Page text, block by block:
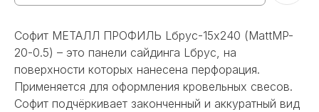
Софит МЕТАЛЛ ПРОФИЛЬ Lбрус-15х240 (MattMP-
20-0.5) – это панели сайдинга Lбрус, на
поверхности которых нанесена перфорация.
Применяется для оформления кровельных свесов.
Софит подчёркивает законченный и аккуратный вид